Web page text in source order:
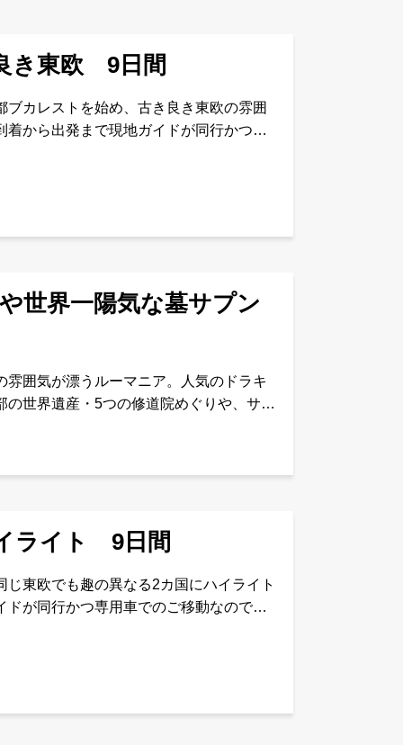
き東欧 9日間
カレストを始め、古き良き東欧の雰囲
から出発まで現地ガイドが同行かつ専
世界一陽気な墓サプン
囲気が漂うルーマニア。人気のドラキ
世界遺産・5つの修道院めぐりや、サプ
ライト 9日間
東欧でも趣の異なる2カ国にハイライト
が同行かつ専用車でのご移動なので、